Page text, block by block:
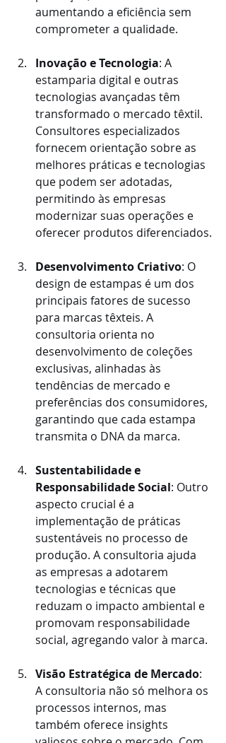
aumentando a eficiência sem
comprometer a qualidade.
Inovação e Tecnologia: A
estamparia digital e outras
tecnologias avançadas têm
transformado o mercado têxtil.
Consultores especializados
fornecem orientação sobre as
melhores práticas e tecnologias
que podem ser adotadas,
permitindo às empresas
modernizar suas operações e
oferecer produtos diferenciados.
Desenvolvimento Criativo: O
design de estampas é um dos
principais fatores de sucesso
para marcas têxteis. A
consultoria orienta no
desenvolvimento de coleções
exclusivas, alinhadas às
tendências de mercado e
preferências dos consumidores,
garantindo que cada estampa
transmita o DNA da marca.
Sustentabilidade e
Responsabilidade Social: Outro
aspecto crucial é a
implementação de práticas
sustentáveis no processo de
produção. A consultoria ajuda
as empresas a adotarem
tecnologias e técnicas que
reduzam o impacto ambiental e
promovam responsabilidade
social, agregando valor à marca.
Visão Estratégica de Mercado:
A consultoria não só melhora os
processos internos, mas
também oferece insights